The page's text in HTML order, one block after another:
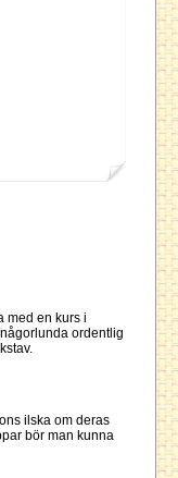
med en kurs i
ordentlig
ilska om deras
bör man kunna